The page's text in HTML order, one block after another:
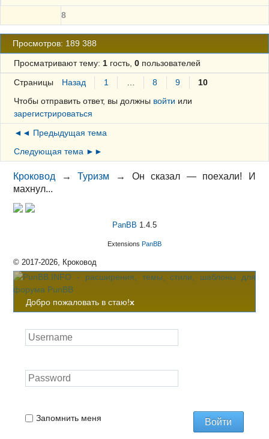
8
Просмотров: 189 388
Просматривают тему: 1гость, 0пользователей
Страницы Назад 1 … 8 9
10
Чтобы отправить ответ, вы должны войти или
зарегистрироваться
◄◄ Предыдущая тема
Следующая тема ►►
Кроковод →Туризм → Он сказал — поехали! И
махнул...
PanBB 1.4.5
Extensions PanBB
© 2017-2026, Кроковод
Добро пожаловать в стаю!x
Запомнить меня